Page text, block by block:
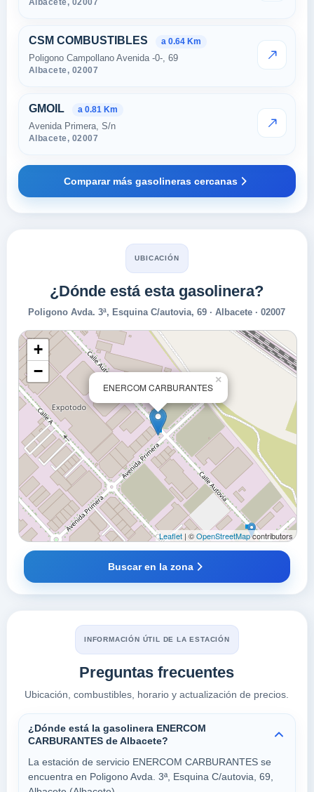
Albacete, 02007
CSM COMBUSTIBLES a 0.64 Km
Poligono Campollano Avenida -0-, 69
Albacete, 02007
VER
GMOIL a 0.81 Km
Avenida Primera, S/n
Albacete, 02007
VER
Comparar más gasolineras cercanas
UBICACIÓN
¿Dónde está esta gasolinera?
Poligono Avda. 3ª, Esquina C/autovia, 69 · Albacete · 02007
ENERCOM CARBURANTES
×
+
−
Leaflet | ©OpenStreetMapcontributors
Buscar en la zona
INFORMACIÓN ÚTIL DE LA ESTACIÓN
Preguntas frecuentes
Ubicación, combustibles, horario y actualización de precios.
¿Dónde está la gasolinera ENERCOM
CARBURANTES de Albacete?
La estación de servicio ENERCOM CARBURANTES se
encuentra en Poligono Avda. 3ª, Esquina C/autovia, 69,